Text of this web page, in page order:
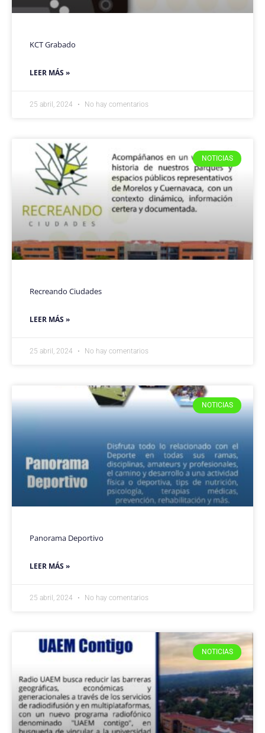
KCT Grabado
LEER MÁS »
25 abril, 2024 No hay comentarios
NOTICIAS
Recreando Ciudades
LEER MÁS »
25 abril, 2024 No hay comentarios
NOTICIAS
Panorama Deportivo
LEER MÁS »
25 abril, 2024 No hay comentarios
NOTICIAS